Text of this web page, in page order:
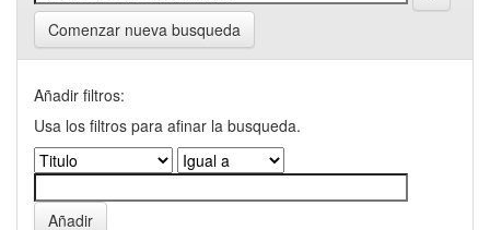
Comenzar nueva busqueda
Añadir filtros:
Usa los filtros para afinar la busqueda.